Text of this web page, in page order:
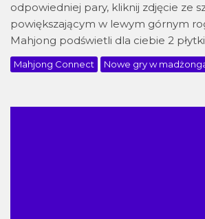
odpowiedniej pary, kliknij zdjęcie ze
powiększającym w lewym górnym
Mahjong podświetli dla ciebie 2
Mahjong Connect Nowe gry w